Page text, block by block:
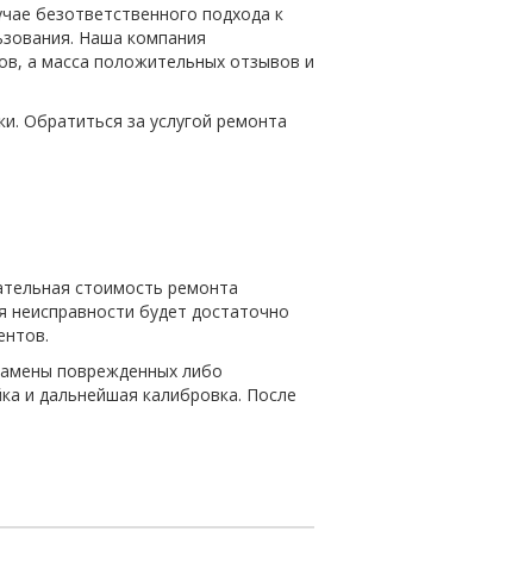
безответственного подхода к
Наша компания
а масса положительных отзывов и
Обратиться за услугой ремонта
стоимость ремонта
неисправности будет достаточно
поврежденных либо
и дальнейшая калибровка. После